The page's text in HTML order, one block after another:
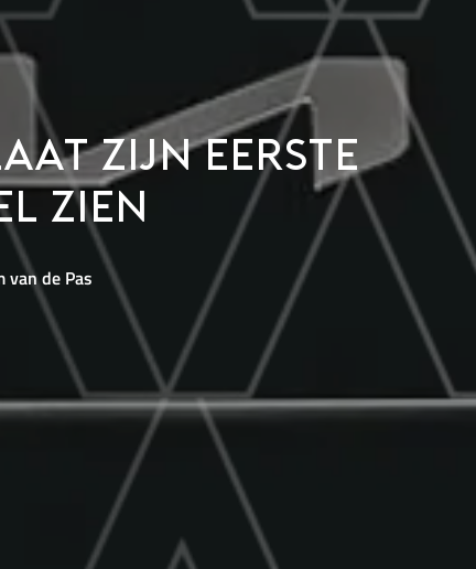
zijn eerste
zien
van de Pas